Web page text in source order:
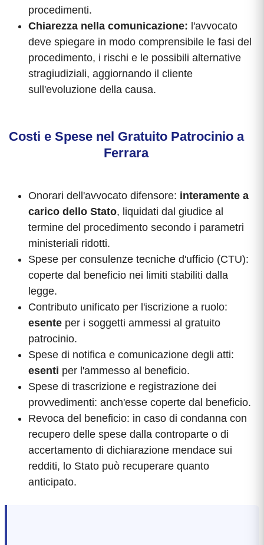
procedimenti.
Chiarezza nella comunicazione: l'avvocato
deve spiegare in modo comprensibile le fasi del
procedimento, i rischi e le possibili alternative
stragiudiziali, aggiornando il cliente
sull'evoluzione della causa.
Costi e Spese nel Gratuito Patrocinio a
Ferrara
Onorari dell'avvocato difensore: interamente a
carico dello Stato, liquidati dal giudice al
termine del procedimento secondo i parametri
ministeriali ridotti.
Spese per consulenze tecniche d'ufficio (CTU):
coperte dal beneficio nei limiti stabiliti dalla
legge.
Contributo unificato per l'iscrizione a ruolo:
esente per i soggetti ammessi al gratuito
patrocinio.
Spese di notifica e comunicazione degli atti:
esenti per l'ammesso al beneficio.
Spese di trascrizione e registrazione dei
provvedimenti: anch'esse coperte dal beneficio.
Revoca del beneficio: in caso di condanna con
recupero delle spese dalla controparte o di
accertamento di dichiarazione mendace sui
redditi, lo Stato può recuperare quanto
anticipato.